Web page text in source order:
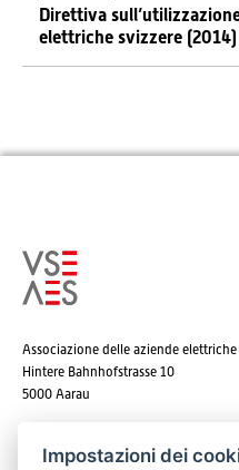
Direttiva
elettriche svizzere (2014)
Associazione delle aziende elettriche
Hintere Bahnhofstrasse 10
5000 Aarau
E-mail: info@strom.ch
Impostazioni dei